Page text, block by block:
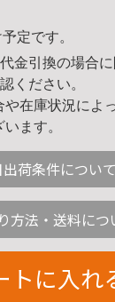
定です。
金引換の場合
ください。
在庫状況によ
ます。
荷条件について
方法・送料につ
トに入れ